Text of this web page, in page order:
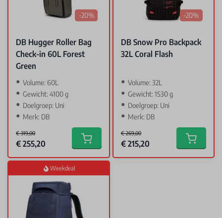
-20%
DB Hugger Roller Bag
Check-in 60L Forest
Green
Volume: 60L
Gewicht: 4100 g
Doelgroep: Uni
Merk: DB
€ 319,00
Special Price
€ 255,20 Add to cart
-20%
DB Snow Pro Backpack
32L Coral Flash
Volume: 32L
Gewicht: 1530 g
Doelgroep: Uni
Merk: DB
€ 269,00
Special Price
€ 215,20 Add to
Weekdeal